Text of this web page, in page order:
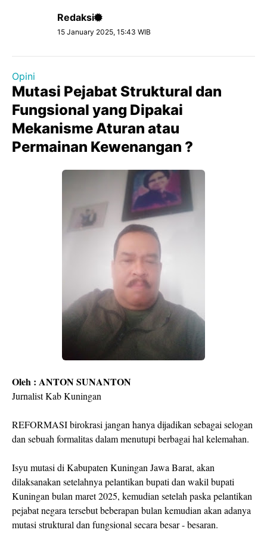
Redaksi
15 January 2025, 15:43 WIB
Opini
Mutasi Pejabat Struktural dan
Fungsional yang Dipakai
Mekanisme Aturan atau
Permainan Kewenangan ?
Oleh : ANTON SUNANTON
Jurnalist Kab Kuningan
REFORMASI birokrasi jangan hanya dijadikan sebagai selogan
dan sebuah formalitas dalam menutupi berbagai hal kelemahan.
Isyu mutasi di Kabupaten Kuningan Jawa Barat, akan
dilaksanakan setelahnya pelantikan bupati dan wakil bupati
Kuningan bulan maret 2025, kemudian setelah paska pelantikan
pejabat negara tersebut beberapan bulan kemudian akan adanya
mutasi struktural dan fungsional secara besar - besaran.